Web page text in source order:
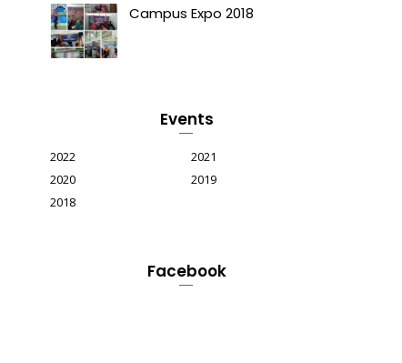
Campus Expo 2018
Events
2022
2021
2020
2019
2018
Facebook